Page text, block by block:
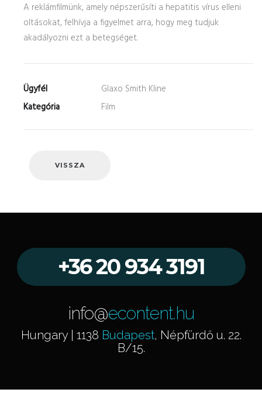
A reklámfilmünk, amely népszerűsíti a hepatitis vírus elleni
oltásokat, felhívja a figyelmet arra, hogy meg tudjuk
akadályozni ezt a betegséget.
Ügyfél
Glaxo Smith Kline
Kategória
Film
VISSZA
+36 20 934 3191
info@econtent.hu
Hungary | 1138 Budapest, Népfürdő u. 22.
B/15.